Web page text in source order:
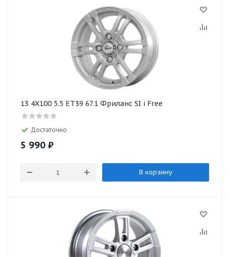
13 4X100 5.5 ET39 67.1 Фриланс SI i Free
Достаточно
5 990 ₽
В корзину